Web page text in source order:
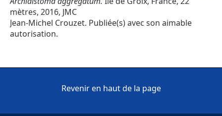
mètres, 2016, JMC
Jean-Michel Crouzet. Publiée(s) avec son aimable
autorisation.
Revenir en haut de la page